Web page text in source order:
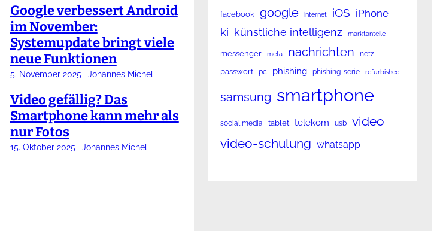
Google verbessert Android
im November:
Systemupdate bringt viele
neue Funktionen
5. November 2025 Johannes Michel
Video gefällig? Das
Smartphone kann mehr als
nur Fotos
15. Oktober 2025 Johannes Michel
facebook google internet iOS iPhone
ki künstliche intelligenz marktanteile
messenger meta nachrichten netz
passwort pc phishing phishing-serie refurbished
samsung smartphone
social media tablet telekom usb
video
video-schulung whatsapp